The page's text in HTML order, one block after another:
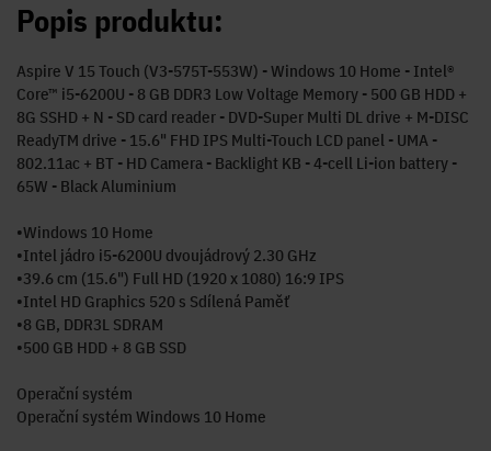
Popis produktu:
Aspire V 15 Touch (V3-575T-553W) - Windows 10 Home - Intel®
Core™ i5-6200U - 8 GB DDR3 Low Voltage Memory - 500 GB HDD +
8G SSHD + N - SD card reader - DVD-Super Multi DL drive + M-DISC
ReadyTM drive - 15.6" FHD IPS Multi-Touch LCD panel - UMA -
802.11ac + BT - HD Camera - Backlight KB - 4-cell Li-ion battery -
65W - Black Aluminium
•Windows 10 Home
•Intel jádro i5-6200U dvoujádrový 2.30 GHz
•39.6 cm (15.6") Full HD (1920 x 1080) 16:9 IPS
•Intel HD Graphics 520 s Sdílená Paměť
•8 GB, DDR3L SDRAM
•500 GB HDD + 8 GB SSD
Operační systém
Operační systém Windows 10 Home